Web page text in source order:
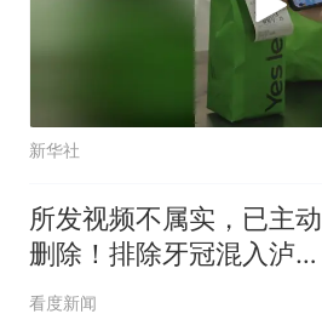
新华社
所发视频不属实，已主动
删除！排除牙冠混入泸溪
河桃酥可能性，泸溪河对
看度新闻